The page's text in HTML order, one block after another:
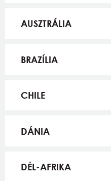
AUSZTRÁLIA
BRAZÍLIA
CHILE
DÁNIA
DÉL-AFRIKA